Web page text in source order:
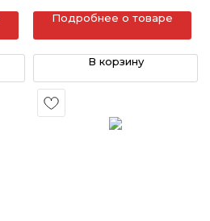
Подробнее о товаре
В корзину